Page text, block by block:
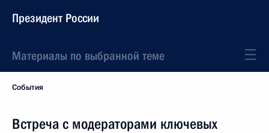
Президент России
Материалы по выбранной теме
События
Встреча с модераторами ключевых